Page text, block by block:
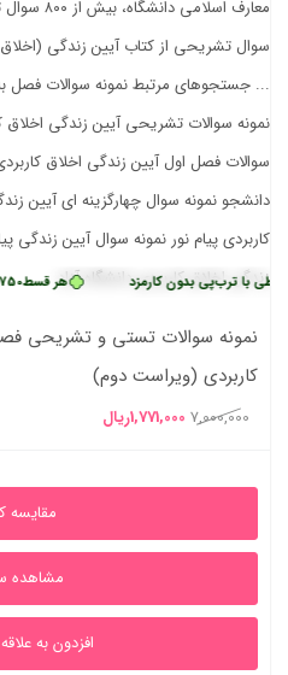
هر قسط442,750ریال بدون کارمزد
نمونه سوالات تستی و تشریحی
کاربردی (ویراست دوم)
7,000,000 قیمت
7,000,000ریال
1,771,000ریال
1,771,000ریال
مقایسه
مشاهده
افزدون به